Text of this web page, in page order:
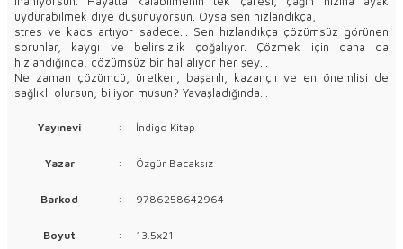
uydurabilmek diye düşünüyorsun. Oysa sen hızlandıkça,
stres ve kaos artıyor sadece... Sen hızlandıkça çözümsüz görünen
sorunlar, kaygı ve belirsizlik çoğalıyor. Çözmek için daha da
hızlandığında, çözümsüz bir hal alıyor her şey...
Ne zaman çözümcü, üretken, başarılı, kazançlı ve en önemlisi de
sağlıklı olursun, biliyor musun? Yavaşladığında...
Yayınevi : İndigo Kitap
Yazar : Özgür Bacaksız
Barkod : 9786258642964
Boyut : 13.5x21